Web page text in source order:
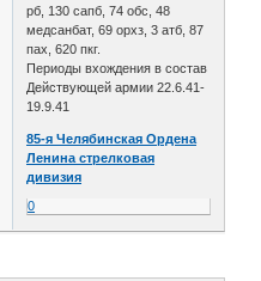
рб, 130 сапб, 74 обс, 48
медсанбат, 69 орхз, 3 атб, 87
пах, 620 пкг.
Периоды вхождения в состав
Действующей армии 22.6.41-
19.9.41
85-я Челябинская Ордена
Ленина стрелковая
дивизия
0